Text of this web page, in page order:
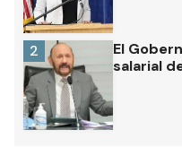
El
salarial
2